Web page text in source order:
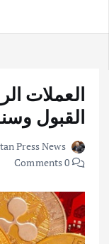
العملات
القبول
Press News